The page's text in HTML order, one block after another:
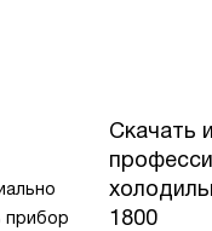
Скачать
1800
прибор